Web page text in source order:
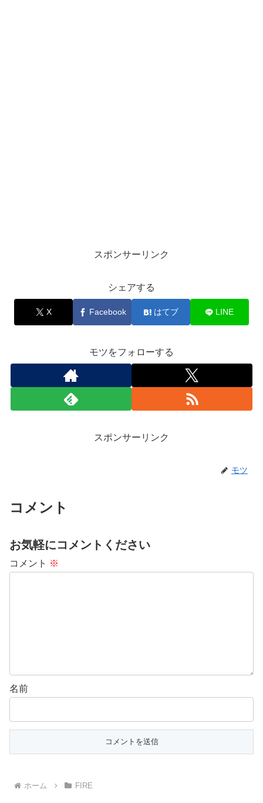
スポンサーリンク
シェアする
X Facebook はてブ LINE
モツをフォローする
スポンサーリンク
モツ
コメント
お気軽にコメントください
コメント ※
名前
ホーム FIRE